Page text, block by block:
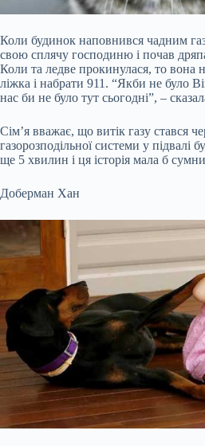
Коли будинок наповнився чадним
свою сплячу господиню і почав
Коли та ледве прокинулася, то вона
ліжка і набрати 911. “Якби не було
нас би не було тут сьогодні”, –
Сім’я вважає, що витік газу стався
газорозподільної системи у
ще 5 хвилин і ця історія мала б
Доберман Хан